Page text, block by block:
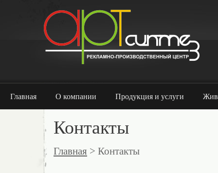
Главная О компании Продукция и услуги
Контакты
Главная > Контакты